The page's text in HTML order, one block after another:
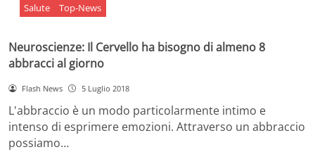
Salute Top-News
Neuroscienze: Il Cervello ha bisogno di almeno 8
abbracci al giorno
Flash News 5 Luglio 2018
L'abbraccio è un modo particolarmente intimo e
intenso di esprimere emozioni. Attraverso un abbraccio
possiamo…